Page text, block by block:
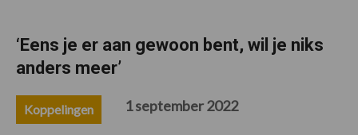
‘Eens je er aan gewoon bent, wil je niks
anders meer’
Koppelingen 1 september 2022